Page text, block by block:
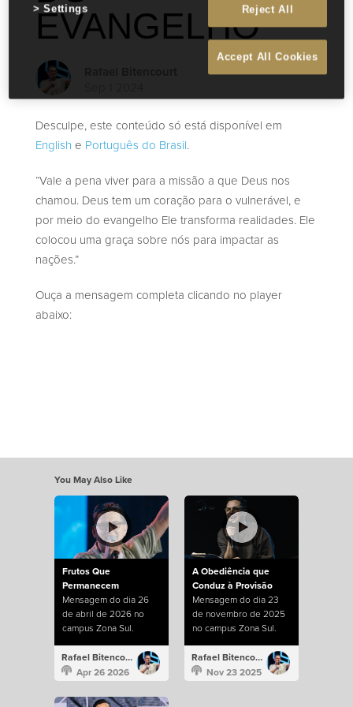
EVANGELHO
Desculpe, este conteúdo só está disponível em
English e Português do Brasil.
“Vale a pena viver para a missão a que Deus nos
chamou. Deus tem um coração para o vulnerável, e
por meio do evangelho Ele transforma realidades. Ele
colocou uma graça sobre nós para impactar as
nações.”
Ouça a mensagem completa clicando no player
abaixo:
You May Also Like
Frutos Que
Permanecem
Mensagem do dia 26
de abril de 2026 no
campus Zona Sul.
Rafael Bitencourt
Apr 26 2026
A Obediência que
Conduz à Provisão
Mensagem do dia 23
de novembro de 2025
no campus Zona Sul.
Rafael Bitencourt
Nov 23 2025
Reject All
Accept All Cookies
Settings